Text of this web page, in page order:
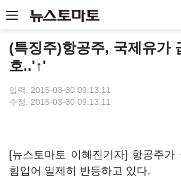
(특징주)항공주, 국제유가
호..'↑'
입력: 2015-03-30 09:13:11
수정: 2015-03-30 09:13:11
[뉴스토마토 이혜진기자] 항공주가
힘입어 일제히 반등하고 있다.